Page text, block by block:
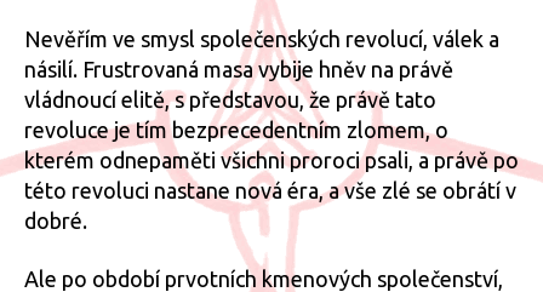
jevům
Nevěřím ve smysl společenských revolucí, válek a
násilí. Frustrovaná masa vybije hněv na právě
vládnoucí elitě, s představou, že právě tato
revoluce je tím bezprecedentním zlomem, o
kterém odnepaměti všichni proroci psali, a právě po
této revoluci nastane nová éra, a vše zlé se obrátí v
dobré.
Ale po období prvotních kmenových společenství,